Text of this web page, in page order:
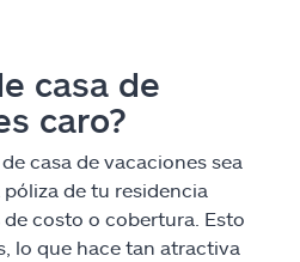
casa de
caro?
casa de vacaciones sea
de tu residencia
costo o cobertura. Esto
lo que hace tan atractiva